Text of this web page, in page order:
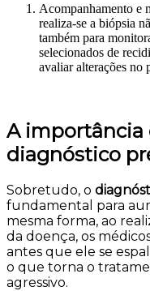
Acompanhamento e
realiza-se a biópsia
também para
selecionados de
avaliar alterações no
A importância
diagnóstico
Sobretudo, o
fundamental para
mesma forma, ao
da doença, os
antes que ele se
o que torna o
agressivo.